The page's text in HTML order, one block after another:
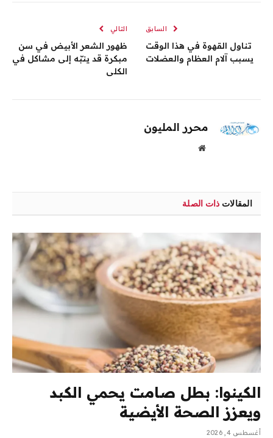
السابق
تناول القهوة في هذا الوقت
يسبب آلام العظام والعضلات
التالي
ظهور الشعر الأبيض في سن
مبكرة قد ينبّه إلى مشاكل في
الكلى
محرر المليون
موقع
المقالات ذات الصلة
الكينوا: بطل صامت يحمي الكبد
ويعزز الصحة الأيضية
أغسطس 4, 2026